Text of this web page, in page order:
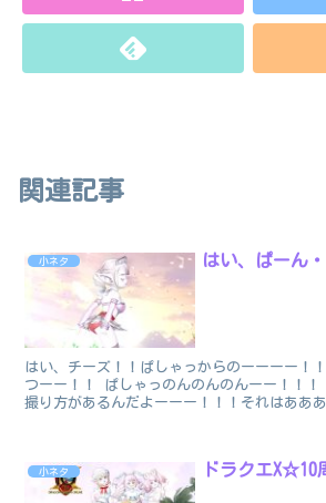
関連記事
小ネタ はい、ぱーん
はい、チーズ！！ぱしゃっからのーーーー！
つーー！！ ぱしゃっのんのんのんーー！！
撮り方があるんだよーーー！！！それはああ
小ネタ ドラクエ